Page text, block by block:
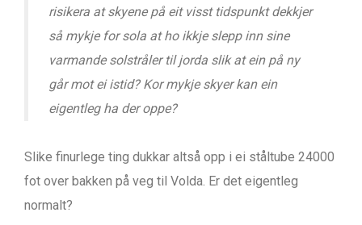
risikera at skyene på eit visst tidspunkt dekkjer
så mykje for sola at ho ikkje slepp inn sine
varmande solstråler til jorda slik at ein på ny
går mot ei istid? Kor mykje skyer kan ein
eigentleg ha der oppe?
Slike finurlege ting dukkar altså opp i ei ståltube 24000
fot over bakken på veg til Volda. Er det eigentleg
normalt?